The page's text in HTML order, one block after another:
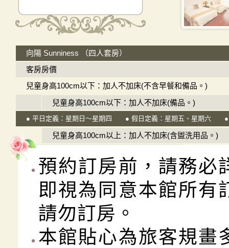
向陽 Sunniness （四人套房）
客房房價
兒童身高100cm以下：加人不加床(不含早餐和備品。)
兒童身高100cm以下：加人不加床(備品。)
免費
免費
免費
兒童身高100cm以上：加人不加床(含盥洗用品。)
成人或兒童100cm以上加床(含單人床墊、枕頭、棉
● 平日定義：星期日～星期四 ● 假日定義：星期五、星期六 ●
預約訂房前，請務必
即視為同意本館所有
請勿訂房。
本館貼心為旅客規畫